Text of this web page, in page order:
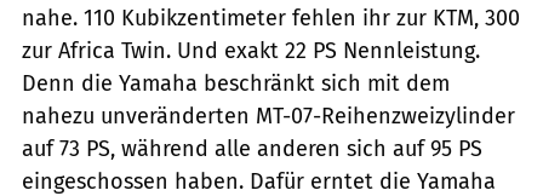
nahe. 110 Kubikzentimeter fehlen ihr zur KTM, 300
zur Africa Twin. Und exakt 22 PS Nennleistung.
Denn die Yamaha beschränkt sich mit dem
nahezu unveränderten MT-07-Reihenzweizylinder
auf 73 PS, während alle anderen sich auf 95 PS
eingeschossen haben. Dafür erntet die Yamaha